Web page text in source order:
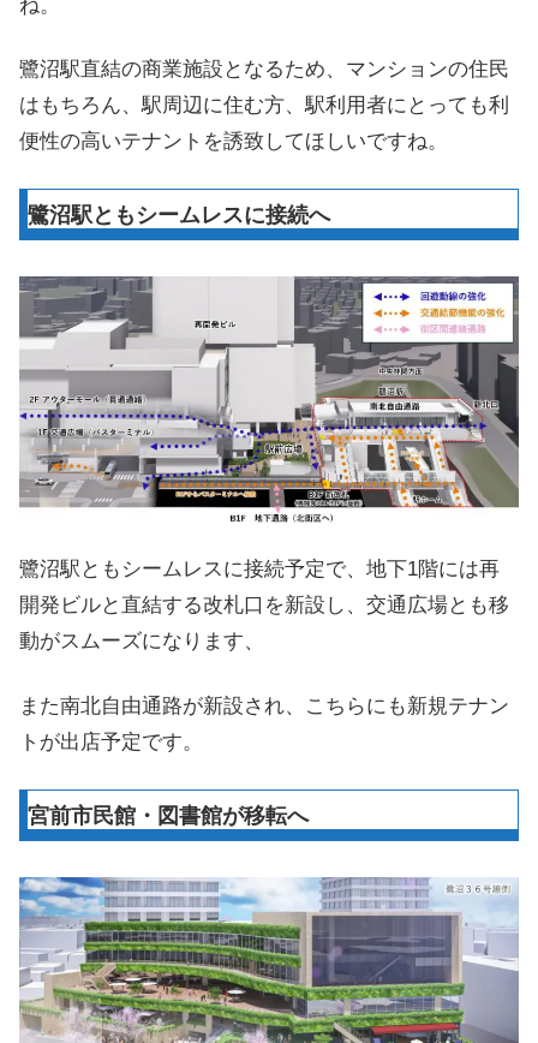
ね。
鷺沼駅直結の商業施設となるため、マンションの住民
はもちろん、駅周辺に住む方、駅利用者にとっても利
便性の高いテナントを誘致してほしいですね。
鷺沼駅ともシームレスに接続へ
鷺沼駅ともシームレスに接続予定で、地下1階には再
開発ビルと直結する改札口を新設し、交通広場とも移
動がスムーズになります、
また南北自由通路が新設され、こちらにも新規テナン
トが出店予定です。
宮前市民館・図書館が移転へ